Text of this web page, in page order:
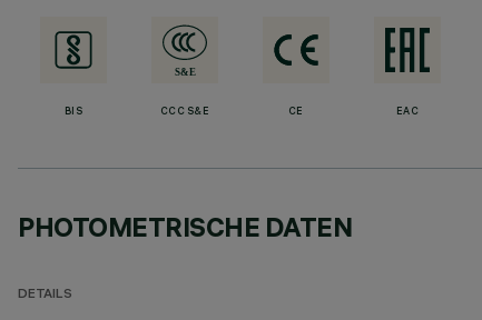
BIS CCC S&E CE EAC
PHOTOMETRISCHE DATEN
DETAILS